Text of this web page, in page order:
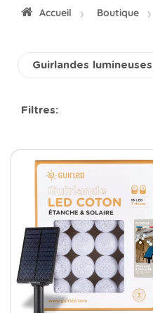
Accueil Boutique
Guirlandes
Filtres: